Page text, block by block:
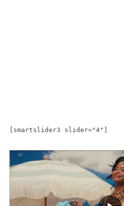
[smartslider3 slider="4"]